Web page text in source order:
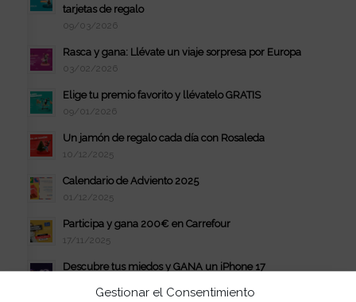
Gestionar el Consentimiento
tarjetas de regalo
09/03/2026
Rasca y gana: Llévate un viaje sorpresa por Europa
03/02/2026
Elige tu premio favorito y llévatelo GRATIS
09/01/2026
Un jamón de regalo cada día con Rosaleda
10/12/2025
Calendario de Adviento 2025
01/12/2025
Participa y gana 200€ en Carrefour
17/11/2025
Descubre tus miedos y GANA un iPhone 17